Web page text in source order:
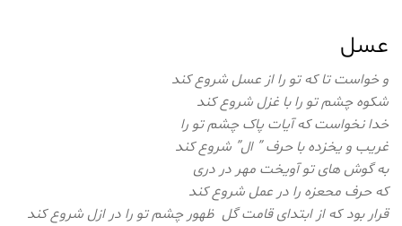
عسل
و خواست تا که تو را از عسل شروع کند
شکوه چشم تو را با غزل شروع کند
خدا نخواست که آیات پاک چشم تو را
غریب و یخزده با حرف ” ال” شروع کند
به گوش های تو آویخت مهر در دری
که حرف محعزه را در عمل شروع کند
قرار بود که از ابتدای قامت گل ظهور چشم تو را در ازل شروع کند